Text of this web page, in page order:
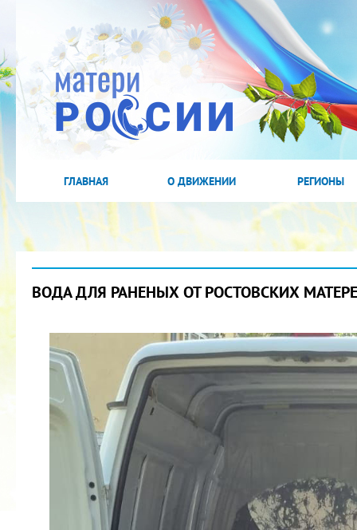
ГЛАВНАЯ О ДВИЖЕНИИ РЕГИОНЫ
ВОДА ДЛЯ РАНЕНЫХ ОТ РОСТОВСКИХ
2022 ГОД ПРОВОЗГЛАШЕН ГОДОМ
МАТЕРИ В ЯКУТИИ
19.12.2021